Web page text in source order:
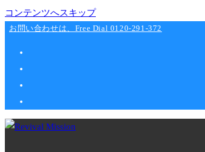
コンテンツへスキップ
お問い合わせは、Free Dial 0120-291-372